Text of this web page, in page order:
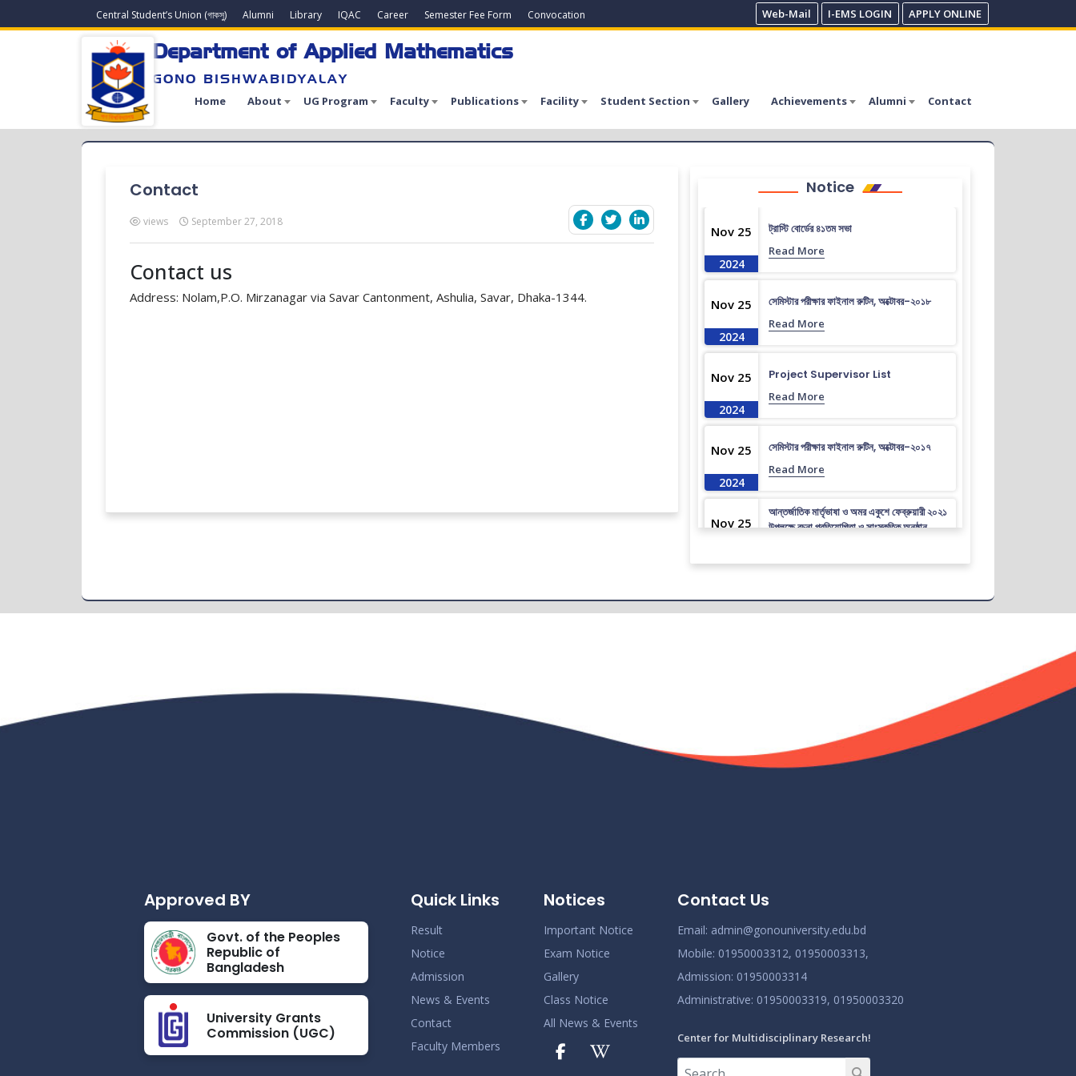
Central Student’s Union (গাকসু) Alumni Library IQAC Career Semester Fee Form Convocation Web-Mail I-EMS LOGIN APPLY ONLINE
Department of Applied Mathematics
GONO BISHWABIDYALAY
Home About UG Program Faculty Publications Facility Student Section Gallery Achievements Alumni Contact
Contact
views September 27, 2018
Contact us
Address: Nolam,P.O. Mirzanagar via Savar Cantonment, Ashulia, Savar, Dhaka-1344.
Notice
Nov 25
2024
ট্রাস্টি বোর্ডের ৪১তম সভা
Read More
Nov 25
2024
সেমিস্টার পরীক্ষার ফাইনাল রুটিন, অক্টোবর-২০১৮
Read More
Nov 25
2024
Project Supervisor List
Read More
Nov 25
2024
সেমিস্টার পরীক্ষার ফাইনাল রুটিন, অক্টোবর-২০১৭
Read More
Nov 25
আন্তর্জাতিক মার্তৃভাষা ও অমর একুশে ফেব্রুয়ারী ২০২১
উপলক্ষে রচনা প্রতিযোগিতা ও সাংস্কৃতিক অনুষ্ঠান
Nov 19
Read More
ধূমপান, পান সেবন করা ও মাদক সেবন করা সম্পূর্ণ নিষিদ্ধ।
Approved BY
Govt. of the Peoples
Republic of
Bangladesh
University Grants
Commission (UGC)
Quick Links
Result
Notice
Admission
News & Events
Contact
Faculty Members
Notices
Important Notice
Exam Notice
Gallery
Class Notice
All News & Events
Contact Us
Email: admin@gonouniversity.edu.bd
Mobile: 01950003312, 01950003313,
Admission: 01950003314
Administrative: 01950003319, 01950003320
Center for Multidisciplinary Research!